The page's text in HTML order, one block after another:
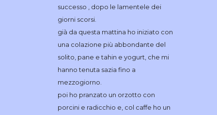
successo , dopo le lamentele dei
giorni scorsi.
già da questa mattina ho iniziato con
una colazione più abbondante del
solito, pane e tahin e yogurt, che mi
hanno tenuta sazia fino a
mezzogiorno.
poi ho pranzato un orzotto con
porcini e radicchio e, col caffe ho un